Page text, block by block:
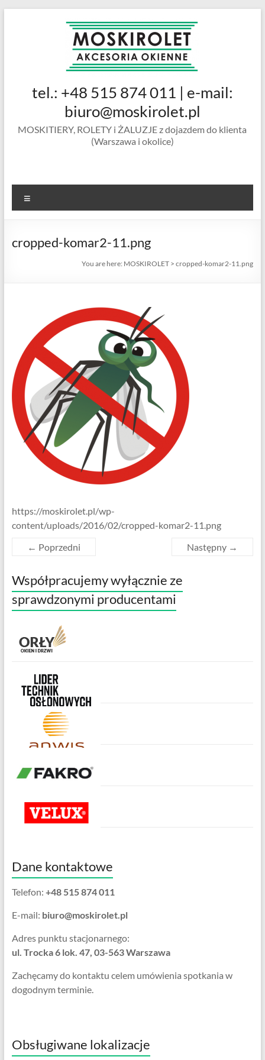
MOSKIROLET
siatki na
okienne |
ramkowe i
drzwiowe
tel.: +48 515 874 011 | e-mail:
biuro@moskirolet.pl
MOSKITIERY, ROLETY i ŻALUZJE z dojazdem do klienta
(Warszawa i okolice)
cropped-komar2-11.png
You are here: MOSKIROLET >cropped-komar2-11.png
https://moskirolet.pl/wp-
content/uploads/2016/02/cropped-komar2-11.png
← Poprzedni
Następny →
Współpracujemy wyłącznie ze
sprawdzonymi producentami
Dane kontaktowe
Telefon: +48 515 874 011
E-mail: biuro@moskirolet.pl
Adres punktu stacjonarnego:
ul. Trocka 6 lok. 47, 03-563 Warszawa
Zachęcamy do kontaktu celem umówienia spotkania w
dogodnym terminie.
Obsługiwane lokalizacje